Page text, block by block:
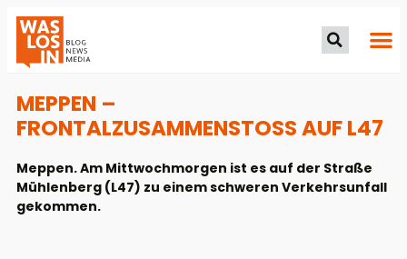
MEPPEN –
FRONTALZUSAMMENSTOSS AUF L47
Meppen. Am Mittwochmorgen ist es auf der Straße
Mühlenberg (L47) zu einem schweren Verkehrsunfall
gekommen.